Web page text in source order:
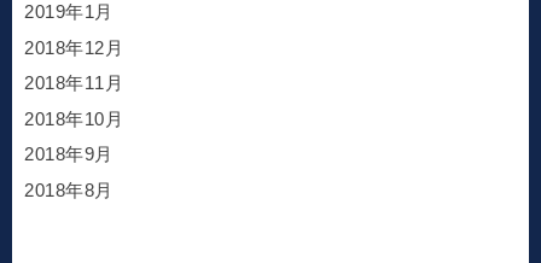
2019年1月
2018年12月
2018年11月
2018年10月
2018年9月
2018年8月